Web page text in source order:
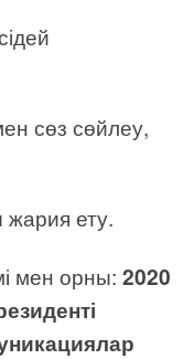
сөз сөйлеу,
ету.
мен орны: 2020